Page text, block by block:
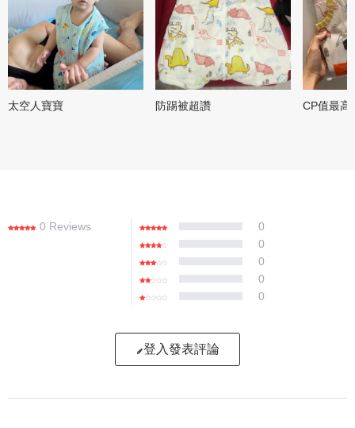
太空人寶寶 防踢被超讚 CP值最高
0 Reviews
0
0
0
0
0
登入發表評論